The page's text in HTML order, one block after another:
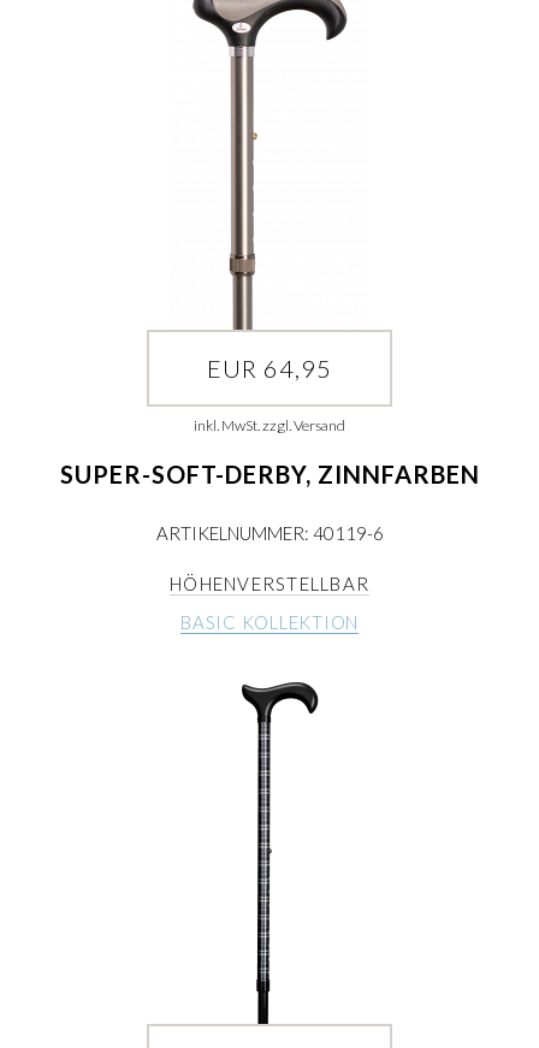
EUR 64,95
inkl. MwSt. zzgl. Versand
SUPER-SOFT-DERBY, ZINNFARBEN
ARTIKELNUMMER: 40119-6
HÖHENVERSTELLBAR
BASIC KOLLEKTION